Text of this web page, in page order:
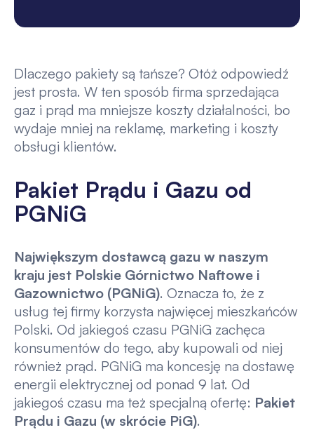
Dlaczego pakiety są tańsze? Otóż odpowiedź
jest prosta. W ten sposób firma sprzedająca
gaz i prąd ma mniejsze koszty działalności, bo
wydaje mniej na reklamę, marketing i koszty
obsługi klientów.
Pakiet Prądu i Gazu od
PGNiG
Największym dostawcą gazu w naszym
kraju jest Polskie Górnictwo Naftowe i
Gazownictwo (PGNiG). Oznacza to, że z
usług tej firmy korzysta najwięcej mieszkańców
Polski. Od jakiegoś czasu PGNiG zachęca
konsumentów do tego, aby kupowali od niej
również prąd. PGNiG ma koncesję na dostawę
energii elektrycznej od ponad 9 lat. Od
jakiegoś czasu ma też specjalną ofertę: Pakiet
Prądu i Gazu (w skrócie PiG).